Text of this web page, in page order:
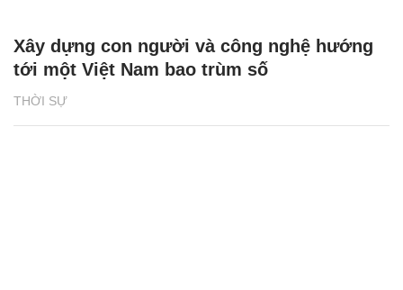
THỜI SỰ
Xây dựng con người và công nghệ hướng
tới một Việt Nam bao trùm số